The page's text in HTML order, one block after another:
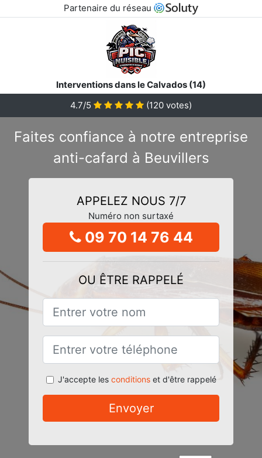
Partenaire du réseau
Interventions dans le Calvados (14)
4.7/5
(120 votes)
Faites confiance à notre entreprise
anti-cafard à Beuvillers
APPELEZ NOUS 7/7
Numéro non surtaxé
09 70 14 76 44
OU ÊTRE RAPPELÉ
J'accepte les conditionset d'être rappelé
Envoyer